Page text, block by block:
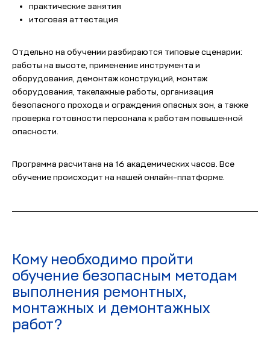
практические занятия
итоговая аттестация
Отдельно на обучении разбираются типовые сценарии:
работы на высоте, применение инструмента и
оборудования, демонтаж конструкций, монтаж
оборудования, такелажные работы, организация
безопасного прохода и ограждения опасных зон, а также
проверка готовности персонала к работам повышенной
опасности.
Программа расчитана на 16 академических часов. Все
обучение происходит на нашей онлайн-платформе.
Кому необходимо пройти
обучение безопасным методам
выполнения ремонтных,
монтажных и демонтажных
работ?